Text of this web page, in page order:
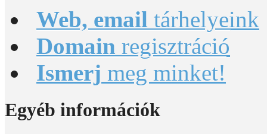
Web, email tárhelyeink
Domain regisztráció
Ismerj meg minket!
Egyéb információk